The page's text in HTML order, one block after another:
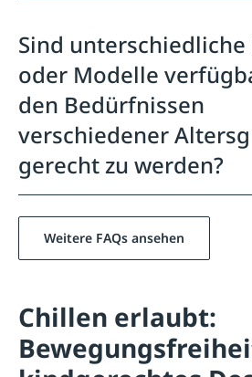
Sind unterschiedliche
oder Modelle
den Bedürfnissen
verschiedener
gerecht zu werden?
Weitere FAQs ansehen
Chillen erlaubt: